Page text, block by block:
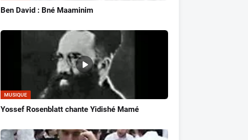
Ben David : Bné Maaminim
MUSIQUE
Yossef Rosenblatt chante Yidishé Mamé